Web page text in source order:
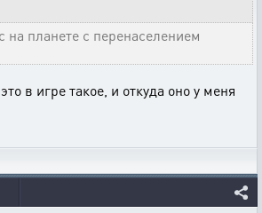
на планете с перенаселением
в игре такое, и откуда оно у меня